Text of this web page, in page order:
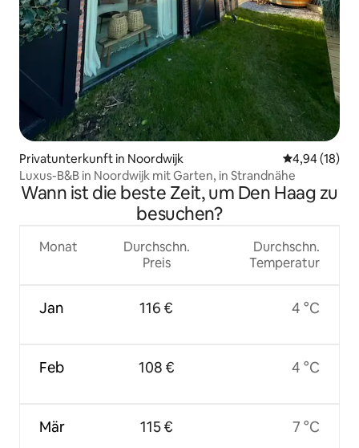
Privatunterkunft in Noordwijk
4,94 (18)
Luxus-B&B in Noordwijk mit Garten, in Strandnähe
Wann ist die beste Zeit, um Den Haag zu
besuchen?
Monat
Jan
Feb
Mär
Durchschn.
Preis
116 €
108 €
115 €
Durchschn.
Temperatur
4 °C
4 °C
7 °C